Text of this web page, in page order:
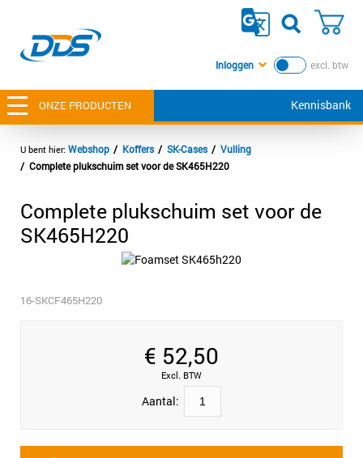
Inloggen
ONZE PRODUCTEN Kennisbank
excl. btw
Webshop Koffers SK-Cases
Vulling
Complete plukschuim set voor de SK465H220
Complete plukschuim set voor de
SK465H220
16-SKCF465H220
€ 52,50
Excl. BTW
Aantal: